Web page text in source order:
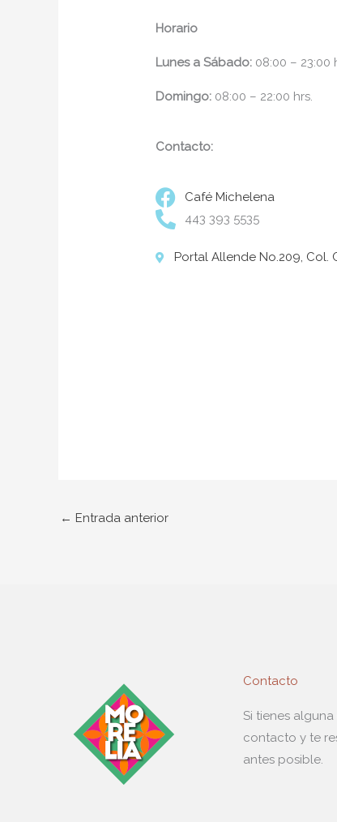
Horario
Lunes a Sábado: 08:00 – 23:00
Domingo: 08:00 – 22:00 hrs.
Contacto:
Café Michelena
443 393 5535
Portal Allende No.209, Col.
← Entrada anterior
Contacto
Si tienes
contacto y te
antes posible.